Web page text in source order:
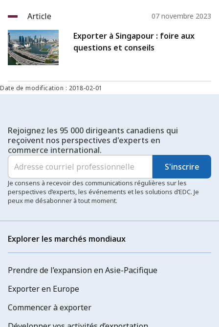
Article 07 novembre 2023
Exporter à Singapour : foire aux
questions et conseils
Date de modification : 2018-02-01
Rejoignez les 95 000 dirigeants canadiens qui
reçoivent nos perspectives d'experts en
commerce international.
S'inscrire
Je consens à recevoir des communications régulières sur les
perspectives d’experts, les événements et les solutions d’EDC. Je
peux me désabonner à tout moment.
Explorer les marchés mondiaux
Prendre de l’expansion en Asie-Pacifique
Exporter en Europe
Commencer à exporter